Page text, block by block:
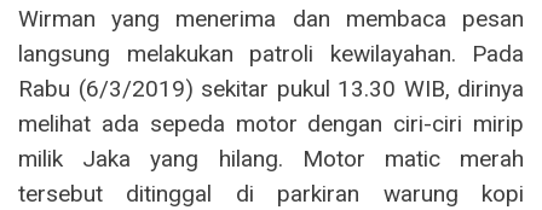
Wirman yang menerima dan membaca pesan
langsung melakukan patroli kewilayahan. Pada
Rabu (6/3/2019) sekitar pukul 13.30 WIB, dirinya
melihat ada sepeda motor dengan ciri-ciri mirip
milik Jaka yang hilang. Motor matic merah
tersebut ditinggal di parkiran warung kopi